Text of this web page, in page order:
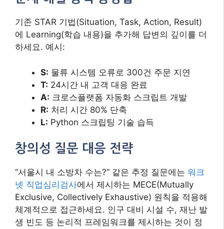
기존 STAR 기법(Situation, Task, Action, Result)
에 Learning(학습 내용)을 추가해 답변의 깊이를 더
하세요. 예시:
S: 물류 시스템 오류로 300건 주문 지연
T: 24시간 내 고객 대응 완료
A: 크로스플랫폼 자동화 스크립트 개발
R: 처리 시간 80% 단축
L: Python 스크립팅 기술 습득
창의성 질문 대응 전략
“서울시 내 소방차 수는?” 같은 추정 질문에는 워크
넷 직업심리검사에서 제시하는 MECE(Mutually
Exclusive, Collectively Exhaustive) 원칙을 적용해
체계적으로 접근하세요. 인구 대비 시설 수, 재난 발
생 빈도 등 논리적 프레임워크를 제시하는 것이 정